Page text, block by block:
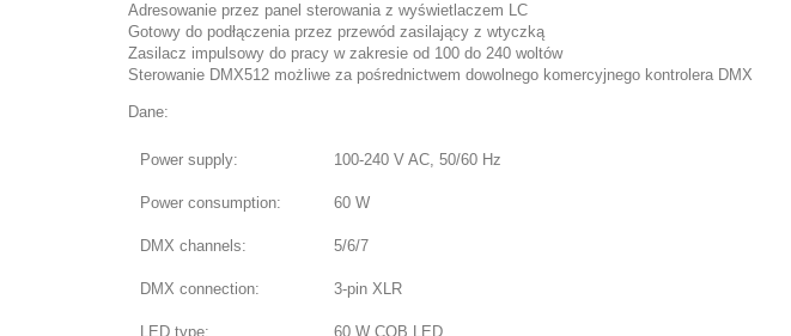
Adresowanie przez panel sterowania z wyświetlaczem LC
Gotowy do podłączenia przez przewód zasilający z wtyczką
Zasilacz impulsowy do pracy w zakresie od 100 do 240 woltów
Sterowanie DMX512 możliwe za pośrednictwem dowolnego komercyjnego kontrolera DMX
Dane:
Power supply: 100-240 V AC, 50/60 Hz
Power consumption: 60 W
DMX channels: 5/6/7
DMX connection: 3-pin XLR
LED type: 60 W COB LED